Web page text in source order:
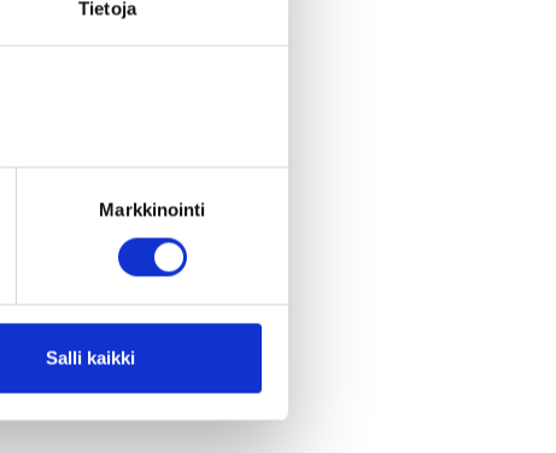
Tietoja
Markkinointi
Salli kaikki